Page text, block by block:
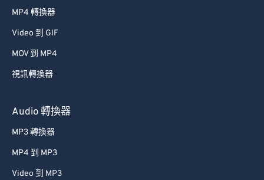
MP4 轉換器
Video 到 GIF
MOV 到 MP4
視訊轉換器
Audio 轉換器
MP3 轉換器
MP4 到 MP3
Video 到 MP3